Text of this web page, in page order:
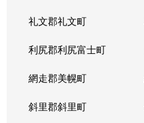
礼文郡礼文町
利尻郡利尻富士町
網走郡美幌町
斜里郡斜里町